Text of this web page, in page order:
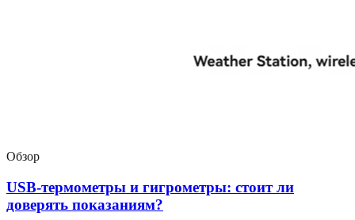
Обзор
USB-термометры и гигрометры: стоит ли
доверять показаниям?